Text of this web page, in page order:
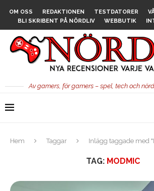
OM OSS REDAKTIONEN TESTDATORER
BLI SKRIBENT PÅ NÖRDLIV
WEBBUTIK
Av gamers, för gamers – spel, tech och
Hem Taggar Inlägg taggade med
TAG: MODMIC